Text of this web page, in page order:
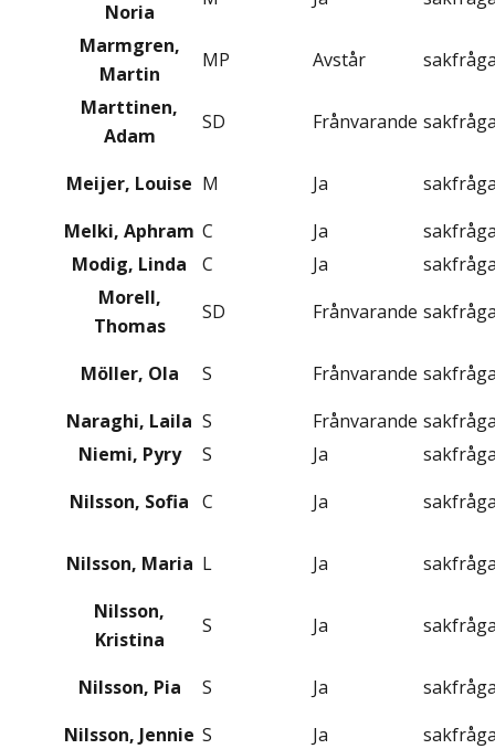
Noria
Marmgren,
Martin
MP Avstår
Marttinen,
Adam
SD Frånvarande
Meijer, Louise M Ja
Melki, Aphram C Ja
Modig, Linda
C Ja
Morell,
Thomas
SD Frånvarande
Möller, Ola S Frånvarande
Naraghi, Laila S Frånvarande
Niemi, Pyry
S Ja
Nilsson, Sofia C Ja
Nilsson, Maria L Ja
Nilsson,
Kristina
S Ja
Nilsson, Pia S Ja
Nilsson, Jennie S Ja